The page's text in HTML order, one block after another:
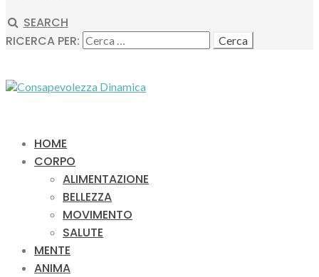
SEARCH
RICERCA PER:
HOME
CORPO
ALIMENTAZIONE
BELLEZZA
MOVIMENTO
SALUTE
MENTE
ANIMA